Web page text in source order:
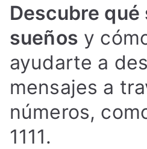
Descubre qué
sueños y
ayudarte a
mensajes a
números,
1111.